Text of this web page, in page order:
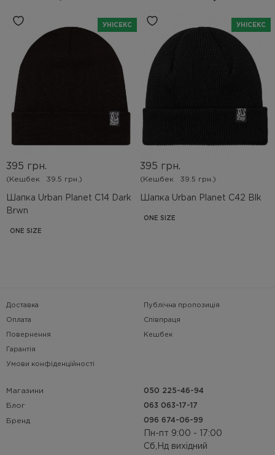
УНІСЕКС
Шапка Urban Planet C14 Dark
Brwn
395 грн.
(Кешбек 39.5 грн.)
ONE SIZE
УНІСЕКС
Шапка Urban Planet C42 Blk
395 грн.
(Кешбек 39.5 грн.)
ONE SIZE
Доставка
Оплата
Повернення
Гарантія
Умови конфіденційності
Публічна пропозиція
Співпраця
Кешбек
Магазини
Блог
Бренд
050 225-46-94
063 063-17-17
096 674-06-99
Пн-пт 9:00 - 17:00
Сб,Нд вихідний